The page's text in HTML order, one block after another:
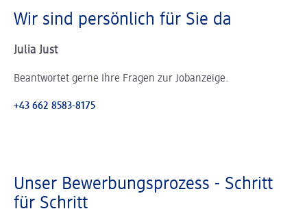
Wir sind persönlich für Sie da
Julia Just
Beantwortet gerne Ihre Fragen zur Jobanzeige.
+43 662 8583-8175
Unser Bewerbungsprozess - Schritt
für Schritt